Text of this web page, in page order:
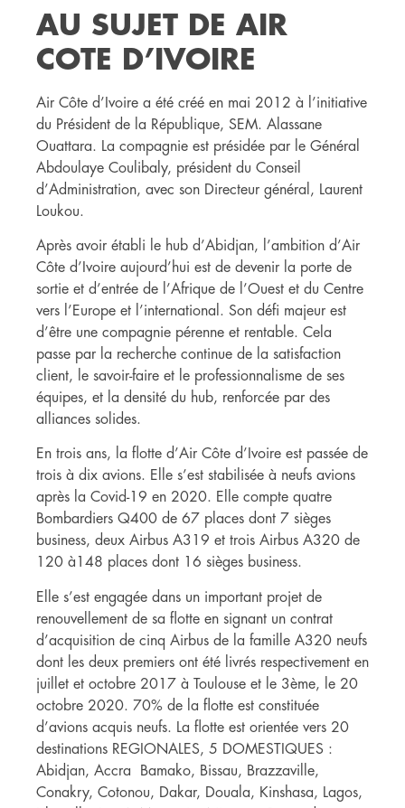
AU SUJET DE AIR
COTE D’IVOIRE
Air Côte d’Ivoire a été créé en mai 2012 à l’initiative
du Président de la République, SEM. Alassane
Ouattara. La compagnie est présidée par le Général
Abdoulaye Coulibaly, président du Conseil
d’Administration, avec son Directeur général, Laurent
Loukou.
Après avoir établi le hub d’Abidjan, l’ambition d’Air
Côte d’Ivoire aujourd’hui est de devenir la porte de
sortie et d’entrée de l’Afrique de l’Ouest et du Centre
vers l’Europe et l’international. Son défi majeur est
d’être une compagnie pérenne et rentable. Cela
passe par la recherche continue de la satisfaction
client, le savoir-faire et le professionnalisme de ses
équipes, et la densité du hub, renforcée par des
alliances solides.
En trois ans, la flotte d’Air Côte d’Ivoire est passée de
trois à dix avions. Elle s’est stabilisée à neufs avions
après la Covid-19 en 2020. Elle compte quatre
Bombardiers Q400 de 67 places dont 7 sièges
business, deux Airbus A319 et trois Airbus A320 de
120 à148 places dont 16 sièges business.
Elle s’est engagée dans un important projet de
renouvellement de sa flotte en signant un contrat
d’acquisition de cinq Airbus de la famille A320 neufs
dont les deux premiers ont été livrés respectivement en
juillet et octobre 2017 à Toulouse et le 3ème, le 20
octobre 2020. 70% de la flotte est constituée
d’avions acquis neufs. La flotte est orientée vers 20
destinations REGIONALES, 5 DOMESTIQUES :
Abidjan, Accra Bamako, Bissau, Brazzaville,
Conakry, Cotonou, Dakar, Douala, Kinshasa, Lagos,